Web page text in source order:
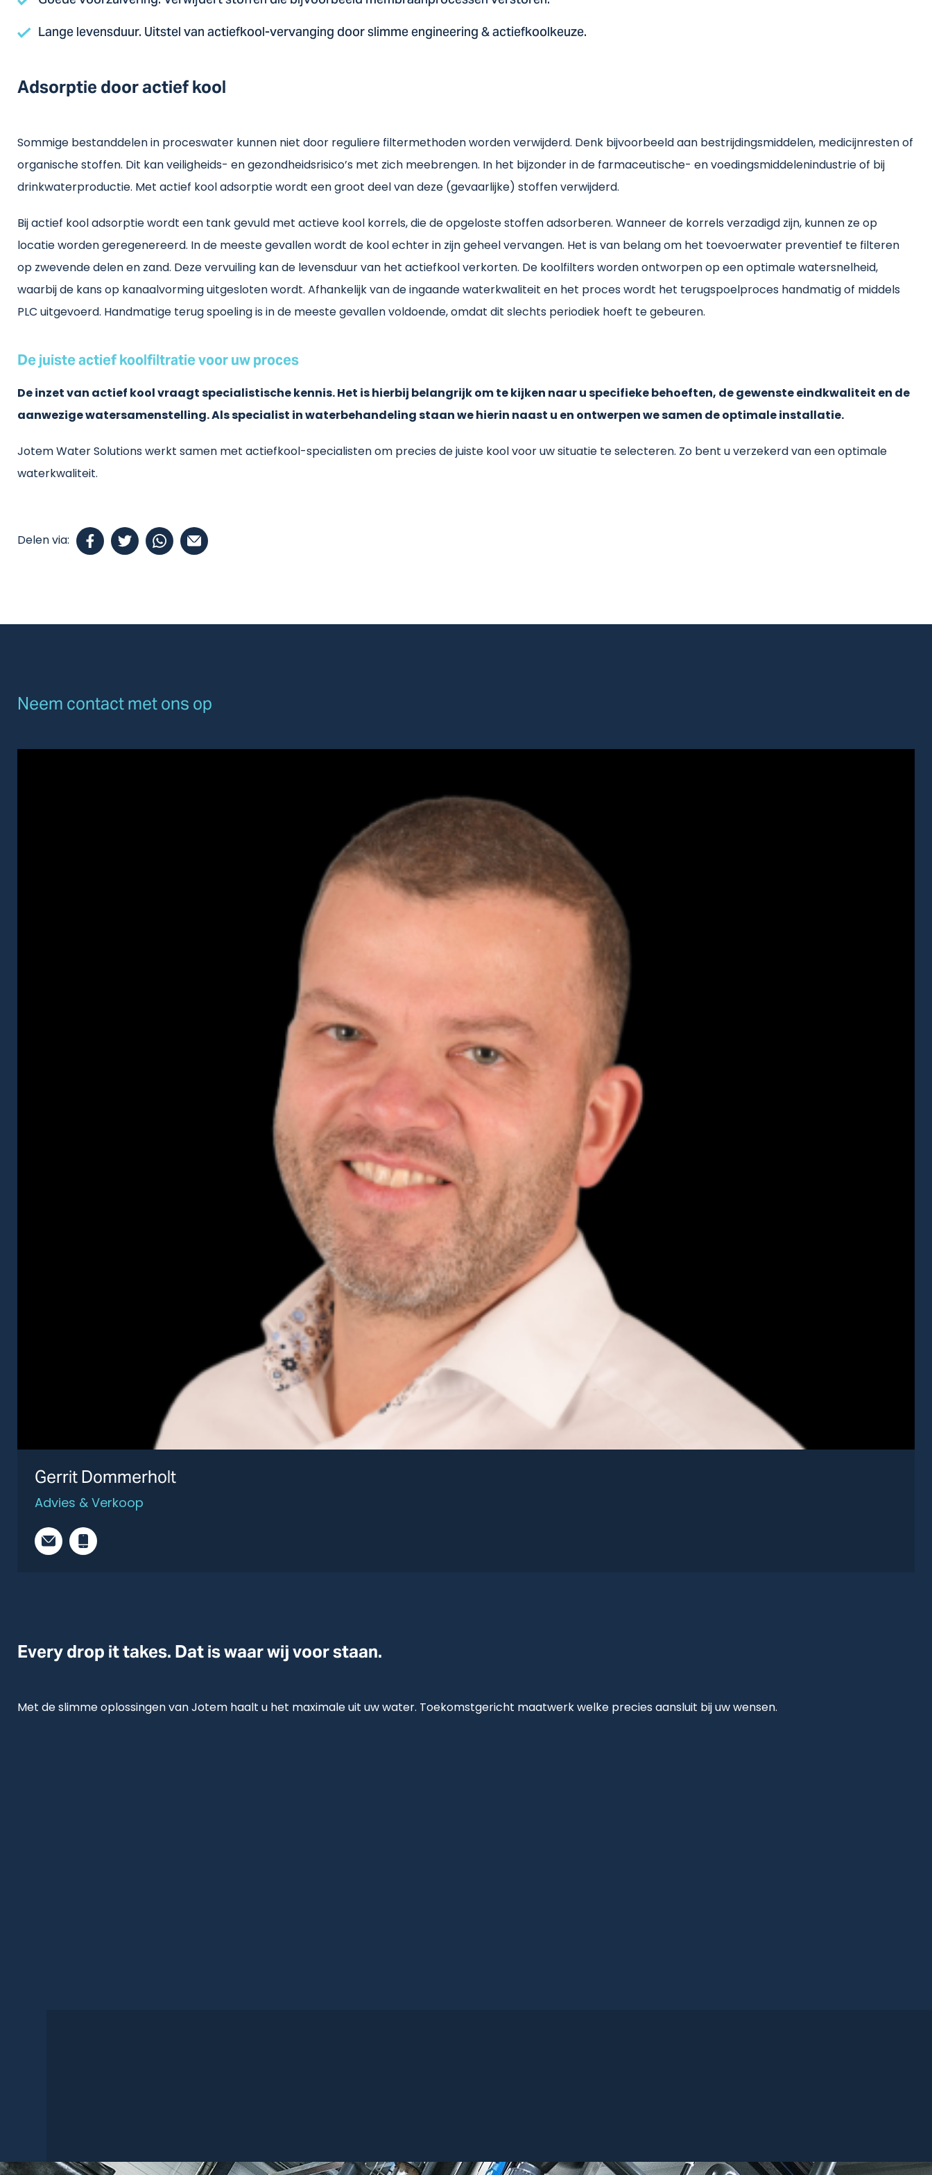
Adsorptie door actief kool
Sommige bestanddelen in proceswater kunnen niet door reguliere filtermethoden worden verwijderd. Denk bijvoorbeeld aan bestrijdingsmiddelen, medicijnresten of
organische stoffen. Dit kan veiligheids- en gezondheidsrisico’s met zich meebrengen. In het bijzonder in de farmaceutische- en voedingsmiddelenindustrie of bij
drinkwaterproductie. Met actief kool adsorptie wordt een groot deel van deze (gevaarlijke) stoffen verwijderd.
Bij actief kool adsorptie wordt een tank gevuld met actieve kool korrels, die de opgeloste stoffen adsorberen. Wanneer de korrels verzadigd zijn, kunnen ze op
locatie worden geregenereerd. In de meeste gevallen wordt de kool echter in zijn geheel vervangen. Het is van belang om het toevoerwater preventief te filteren
op zwevende delen en zand. Deze vervuiling kan de levensduur van het actiefkool verkorten. De koolfilters worden ontworpen op een optimale watersnelheid,
waarbij de kans op kanaalvorming uitgesloten wordt. Afhankelijk van de ingaande waterkwaliteit en het proces wordt het terugspoelproces handmatig of middels
PLC uitgevoerd. Handmatige terug spoeling is in de meeste gevallen voldoende, omdat dit slechts periodiek hoeft te gebeuren.
De juiste actief koolfiltratie voor uw proces
De inzet van actief kool vraagt specialistische kennis. Het is hierbij belangrijk om te kijken naar u specifieke behoeften, de gewenste eindkwaliteit en de
aanwezige watersamenstelling. Als specialist in waterbehandeling staan we hierin naast u en ontwerpen we samen de optimale installatie.
Jotem Water Solutions werkt samen met actiefkool-specialisten om precies de juiste kool voor uw situatie te selecteren. Zo bent u verzekerd van een optimale
waterkwaliteit.
Delen via:
Lange levensduur. Uitstel van actiefkool-vervanging door slimme engineering & actiefkoolkeuze.
Neem contact met ons op
Gerrit Dommerholt
Advies & Verkoop
Every drop it takes. Dat is waar wij voor staan.
Met de slimme oplossingen van Jotem haalt u het maximale uit uw water. Toekomstgericht maatwerk welke precies aansluit bij uw wensen.